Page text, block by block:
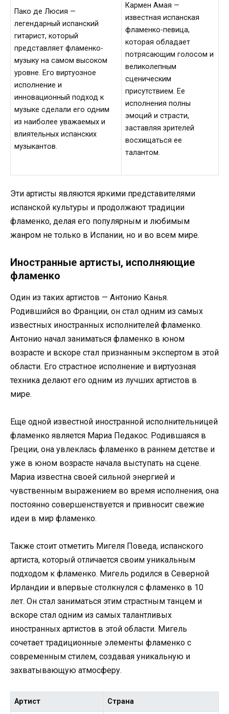
Пако де Люсия —
легендарный испанский
гитарист, который
представляет фламенко-
музыку на самом высоком
уровне. Его виртуозное
исполнение и
инновационный подход к
музыке сделали его одним
из наиболее уважаемых и
влиятельных испанских
музыкантов.
Кармен Амая —
известная испанская
фламенко-певица,
которая обладает
потрясающим голосом и
великолепным
сценическим
присутствием. Ее
исполнения полны
эмоций и страсти,
заставляя зрителей
восхищаться ее
талантом.
Эти артисты являются яркими представителями
испанской культуры и продолжают традиции
фламенко, делая его популярным и любимым
жанром не только в Испании, но и во всем мире.
Иностранные артисты, исполняющие
фламенко
Один из таких артистов — Антонио Канья.
Родившийся во Франции, он стал одним из самых
известных иностранных исполнителей фламенко.
Антонио начал заниматься фламенко в юном
возрасте и вскоре стал признанным экспертом в этой
области. Его страстное исполнение и виртуозная
техника делают его одним из лучших артистов в
мире.
Еще одной известной иностранной исполнительницей
фламенко является Мариа Педакос. Родившаяся в
Греции, она увлеклась фламенко в раннем детстве и
уже в юном возрасте начала выступать на сцене.
Мариа известна своей сильной энергией и
чувственным выражением во время исполнения, она
постоянно совершенствуется и привносит свежие
идеи в мир фламенко.
Также стоит отметить Мигеля Поведа, испанского
артиста, который отличается своим уникальным
подходом к фламенко. Мигель родился в Северной
Ирландии и впервые столкнулся с фламенко в 10
лет. Он стал заниматься этим страстным танцем и
вскоре стал одним из самых талантливых
иностранных артистов в этой области. Мигель
сочетает традиционные элементы фламенко с
современным стилем, создавая уникальную и
захватывающую атмосферу.
Артист Страна